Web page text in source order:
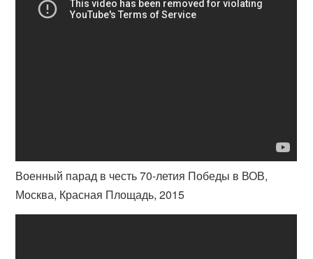
Военный парад в честь 70-летия Победы в ВОВ,
Москва, Красная Площадь, 2015